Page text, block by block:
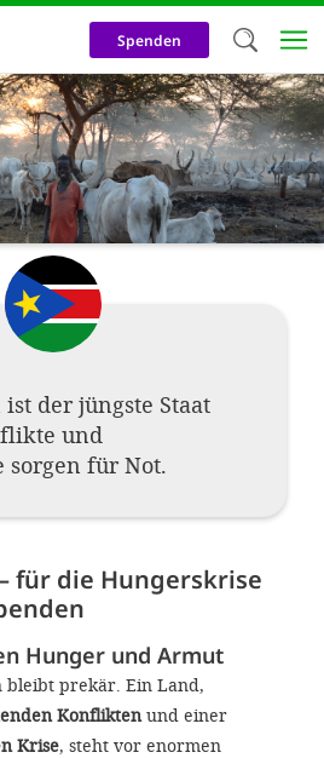
Spenden
ist der jüngste Staat
und
für Not.
für die Hungerskrise
Hunger und Armut
bleibt prekär. Ein Land,
Konfliktenund einer
Krise, steht vor enormen
Herzlich
Wir
auf
Neben